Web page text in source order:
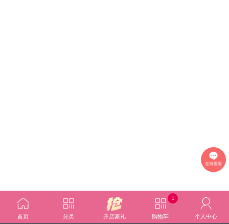
首页 分类 开店豪礼 购物车
1
个人中心